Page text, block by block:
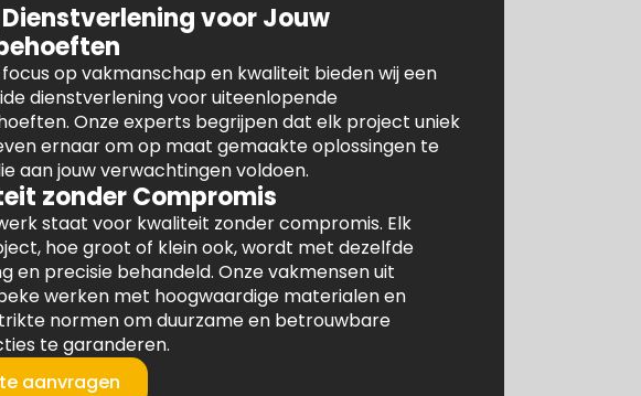
Dienstverlening voor Jouw
op vakmanschap en kwaliteit bieden wij een
dienstverlening voor uiteenlopende
Onze experts begrijpen dat elk project uniek
ernaar om op maat gemaakte oplossingen te
aan jouw verwachtingen voldoen.
zonder Compromis
staat voor kwaliteit zonder compromis. Elk
hoe groot of klein ook, wordt met dezelfde
en precisie behandeld. Onze vakmensen uit
werken met hoogwaardige materialen en
normen om duurzame en betrouwbare
te garanderen.
aanvragen